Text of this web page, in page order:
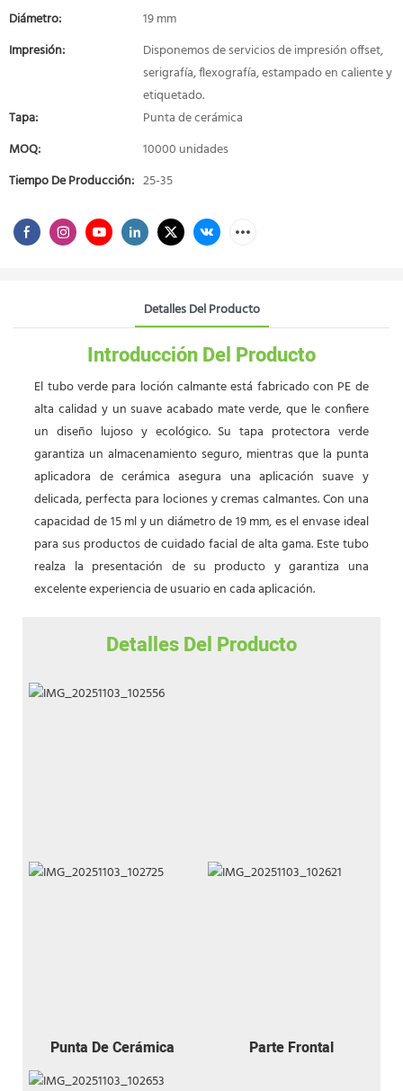
Diámetro:
19 mm
Impresión:
Disponemos de servicios de impresión offset,
serigrafía, flexografía, estampado en caliente y
etiquetado.
Tapa:
Punta de cerámica
MOQ:
10000 unidades
Tiempo De Producción: 25-35
Detalles Del Producto
Introducción Del Producto
El tubo verde para loción calmante está fabricado con PE de
alta calidad y un suave acabado mate verde, que le confiere
un diseño lujoso y ecológico. Su tapa protectora verde
garantiza un almacenamiento seguro, mientras que la punta
aplicadora de cerámica asegura una aplicación suave y
delicada, perfecta para lociones y cremas calmantes. Con una
capacidad de 15 ml y un diámetro de 19 mm, es el envase ideal
para sus productos de cuidado facial de alta gama. Este tubo
realza la presentación de su producto y garantiza una
excelente experiencia de usuario en cada aplicación.
Detalles Del Producto
Punta De Cerámica Parte Frontal